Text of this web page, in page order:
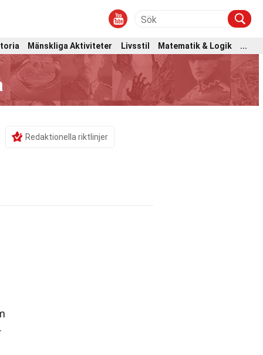
Mänskliga Aktiviteter Livsstil Matematik & Logik
...
Redaktionella riktlinjer